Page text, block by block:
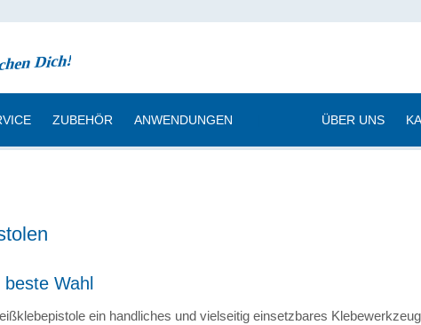
ZUBEHÖR ANWENDUNGEN ÜBER UNS
Wahl
ein handliches und vielseitig einsetzbares